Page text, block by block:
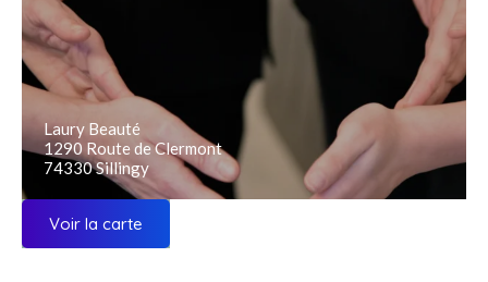
Laury Beauté
1290 Route de Clermont
74330 Sillingy
Voir la carte